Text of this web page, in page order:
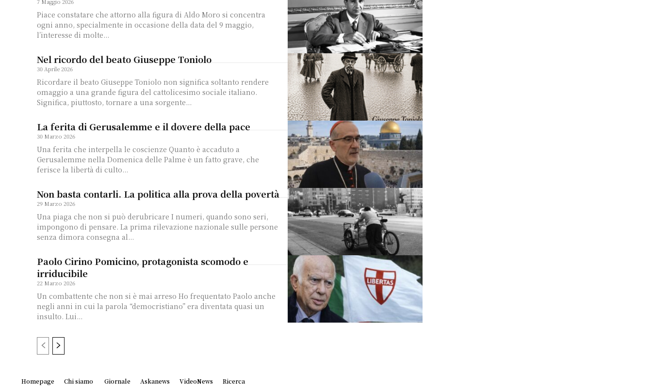
Piace constatare che attorno alla figura di Aldo Moro si concentra
ogni anno, specialmente in occasione della data del 9 maggio,
l’interesse di molte...
Nel ricordo del beato Giuseppe Toniolo
30 Aprile 2026
Ricordare il beato Giuseppe Toniolo non significa soltanto rendere
omaggio a una grande figura del cattolicesimo sociale italiano.
Significa, piuttosto, tornare a una sorgente...
La ferita di Gerusalemme e il dovere della pace
30 Marzo 2026
Una ferita che interpella le coscienze Quanto è accaduto a
Gerusalemme nella Domenica delle Palme è un fatto grave, che
ferisce la libertà di culto...
Non basta contarli. La politica alla prova della povertà
29 Marzo 2026
Una piaga che non si può derubricare I numeri, quando sono seri,
impongono di pensare. La prima rilevazione nazionale sulle persone
senza dimora consegna al...
Paolo Cirino Pomicino, protagonista scomodo e
irriducibile
22 Marzo 2026
Un combattente che non si è mai arreso Ho frequentato Paolo anche
negli anni in cui la parola “democristiano” era diventata quasi un
insulto. Lui...
Homepage Chi siamo Giornale Askanews VideoNews Ricerca